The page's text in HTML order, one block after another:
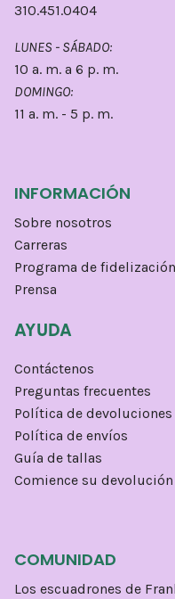
310.451.0404
LUNES - SÁBADO:
10 a. m. a 6 p. m.
DOMINGO:
11 a. m. - 5 p. m.
INFORMACIÓN
Sobre nosotros
Carreras
Programa de fidelización
Prensa
AYUDA
Contáctenos
Preguntas frecuentes
Política de devoluciones
Política de envíos
Guía de tallas
Comience su devolución
COMUNIDAD
Los escuadrones de